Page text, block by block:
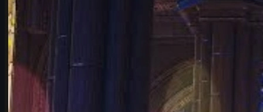
IEM Cologne 2026: Falcons vs Vitality maç analizi ve
tahmin
IEM Cologne 2026 Major çeyrek finalinde Falcons vs Vitality.
karrigan vs ropz rekabeti, harita havuzu, taktik analiz ve CS2 skin
önerileri.
Haziran 17, 2026